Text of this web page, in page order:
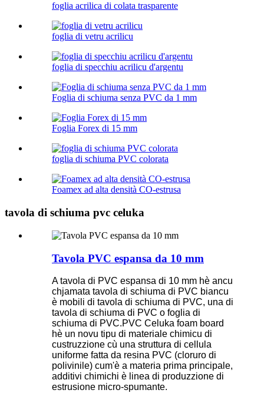
foglia acrilica di colata trasparente
foglia di vetru acrilicu
foglia di specchiu acrilicu d'argentu
Foglia di schiuma senza PVC da 1 mm
Foglia Forex di 15 mm
foglia di schiuma PVC colorata
Foamex ad alta densità CO-estrusa
tavola di schiuma pvc celuka
Tavola PVC espansa da 10 mm
A tavola di PVC espansa di 10 mm hè ancu
chjamata tavola di schiuma di PVC biancu
è mobili di tavola di schiuma di PVC, una di
tavola di schiuma di PVC o foglia di
schiuma di PVC.PVC Celuka foam board
hè un novu tipu di materiale chimicu di
custruzzione cù una struttura di cellula
uniforme fatta da resina PVC (cloruro di
polivinile) cum'è a materia prima principale,
additivi chimichi è linea di produzzione di
estrusione micro-spumante.